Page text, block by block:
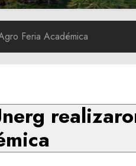
Feria Académica